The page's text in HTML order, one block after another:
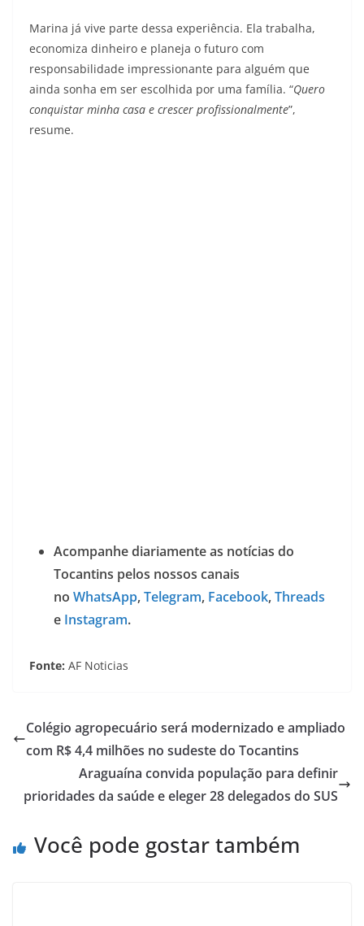
Marina já vive parte dessa experiência. Ela trabalha,
economiza dinheiro e planeja o futuro com
responsabilidade impressionante para alguém que
ainda sonha em ser escolhida por uma família. “Quero
conquistar minha casa e crescer profissionalmente”,
resume.
Acompanhe diariamente as notícias do
Tocantins pelos nossos canais
no WhatsApp,Telegram, Facebook,Threads
e Instagram.
Fonte: AF Noticias
Colégio agropecuário será modernizado e ampliado
com R$ 4,4 milhões no sudeste do Tocantins
Araguaína convida população para definir
prioridades da saúde e eleger 28 delegados do SUS
Você pode gostar também